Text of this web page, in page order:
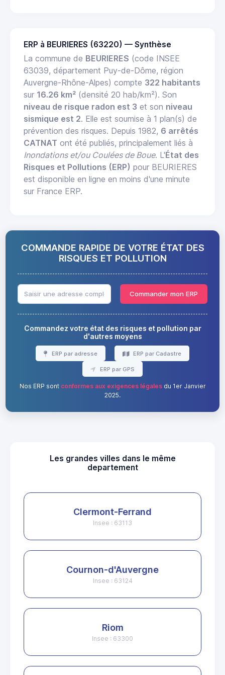
ERP à BEURIERES (63220) — Synthèse
La commune de BEURIERES (code INSEE
63039, département Puy-de-Dôme, région
Auvergne-Rhône-Alpes) compte 322 habitants
sur 16.26 km² (densité 20 hab/km²). Son
niveau de risque radon est 3 et son niveau
sismique est 2. Elle est soumise à 1 plan(s) de
prévention des risques. Depuis 1982, 6 arrêtés
CATNAT ont été publiés, principalement liés à
Inondations et/ou Coulées de Boue. L'État des
Risques et Pollutions (ERP) pour BEURIERES
est disponible en ligne en moins d'une minute
sur France ERP.
COMMANDE RAPIDE DE VOTRE ÉTAT DES
RISQUES ET POLLUTION
Commander mon ERP
Commandez votre état des risques et pollution par
d'autres moyens
ERP par adresse ERP par Cadastre
ERP par GPS
Nos ERP sont conformes aux exigences légalesdu 1er Janvier
2025.
Les grandes villes dans le même
departement
Clermont-Ferrand
Insee : 63113
Cournon-d'Auvergne
Insee : 63124
Riom
Insee : 63300